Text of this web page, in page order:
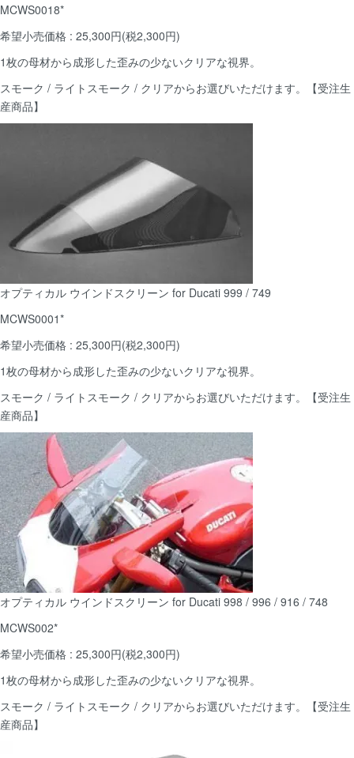
MCWS0018*
希望小売価格 : 25,300円(税2,300円)
1枚の母材から成形した歪みの少ないクリアな視界。
スモーク / ライトスモーク / クリアからお選びいただけます。【受注生
産商品】
オプティカル ウインドスクリーン for Ducati 999 / 749
MCWS0001*
希望小売価格 : 25,300円(税2,300円)
1枚の母材から成形した歪みの少ないクリアな視界。
スモーク / ライトスモーク / クリアからお選びいただけます。【受注生
産商品】
オプティカル ウインドスクリーン for Ducati 998 / 996 / 916 / 748
MCWS002*
希望小売価格 : 25,300円(税2,300円)
1枚の母材から成形した歪みの少ないクリアな視界。
スモーク / ライトスモーク / クリアからお選びいただけます。【受注生
産商品】